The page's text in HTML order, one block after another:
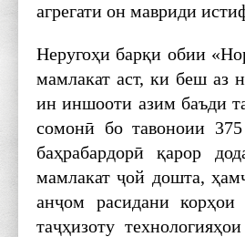
агрегати он мавриди
Неругоҳи барқи обии
мамлакат аст, ки беш аз
ин иншооти азим баъди
сомонӣ бо тавоноии
баҳрабардорӣ қарор
мамлакат ҷой дошта,
анҷом расидани корҳои
таҷҳизоту